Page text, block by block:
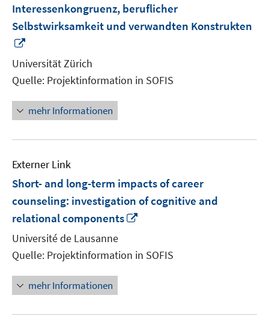
Interessenkongruenz, beruflicher
Selbstwirksamkeit und verwandten Konstrukten
neuem
Fenster
öffnen
Universität Zürich
Quelle: Projektinformation in SOFIS
mehr Informationen
Externer Link
Short- and long-term impacts of career
counseling: investigation of cognitive and
relational components
öffnen
Université de Lausanne
Quelle: Projektinformation in SOFIS
mehr Informationen